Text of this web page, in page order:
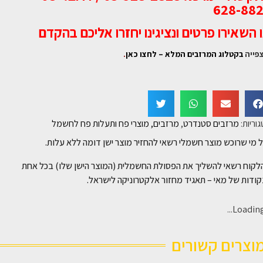
628-
השאירו פרטים ונציגינו יחזרו אליכם בהקדם
בקטלוג המרזבים המלא – לחצו כאן.
מרזבים סטנדרט, מרזבים, מוצרי פח ותעלות פח לחשמל
מי שרוכש מוצר חשמלי רשאי להחזיר מוצר ישן דומה ללא עלות.
רשאי להשליך את הפסולת החשמלית (המוצר הישן שלו) בכל אחת
של מאי – תאגיד מחזור אלקטרוניקה לישראל.
קשורים